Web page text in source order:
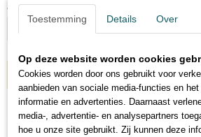
Aantal
IN WINKELWAGEN
Omschrijving
Toestemming Details Over
Op deze website worden cookies
Cookies worden door ons gebruikt voor
aanbieden van sociale media-functies en
informatie en advertenties. Daarnaast
media-, advertentie- en analysepartners
hoe u onze site gebruikt. Zij kunnen deze